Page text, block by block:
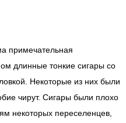
примечательная
длинные тонкие сигары со
Некоторые из них были
чирут. Сигары были плохо
некоторых переселенцев,